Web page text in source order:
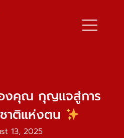
องคุณ กุญแจสู่การ
ชาติแห่งตน
13, 2025